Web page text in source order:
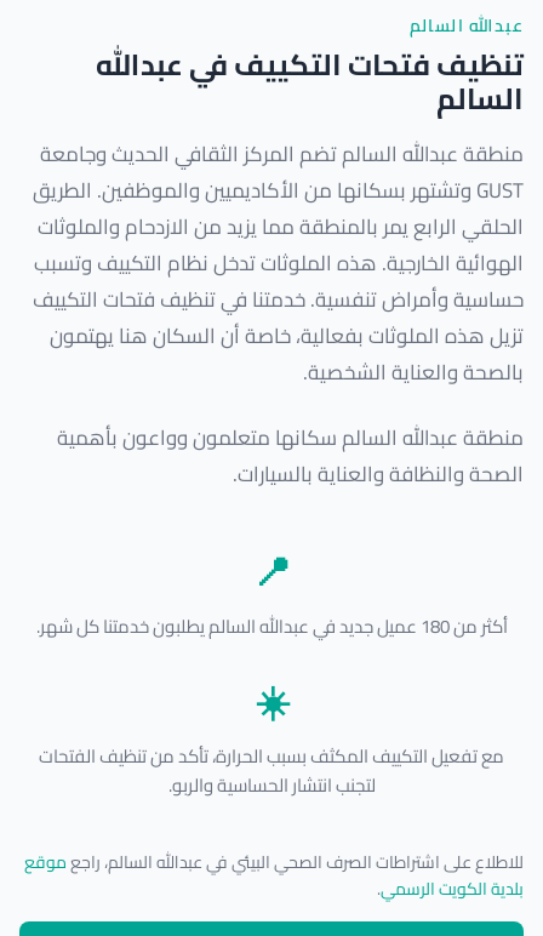
عبدالله السالم
تنظيف فتحات التكييف في عبدالله
السالم
منطقة عبدالله السالم تضم المركز الثقافي الحديث وجامعة
GUST وتشتهر بسكانها من الأكاديميين والموظفين. الطريق
الحلقي الرابع يمر بالمنطقة مما يزيد من الازدحام والملوثات
الهوائية الخارجية. هذه الملوثات تدخل نظام التكييف وتسبب
حساسية وأمراض تنفسية. خدمتنا في تنظيف فتحات التكييف
تزيل هذه الملوثات بفعالية، خاصة أن السكان هنا يهتمون
بالصحة والعناية الشخصية.
منطقة عبدالله السالم سكانها متعلمون وواعون بأهمية
الصحة والنظافة والعناية بالسيارات.
📍
أكثر من 180 عميل جديد في عبدالله السالم يطلبون خدمتنا كل شهر.
☀️
مع تفعيل التكييف المكثف بسبب الحرارة، تأكد من تنظيف الفتحات
لتجنب انتشار الحساسية والربو.
للاطلاع على اشتراطات الصرف الصحي البيئي في عبدالله السالم، راجعموقع
بلدية الكويت الرسمي.